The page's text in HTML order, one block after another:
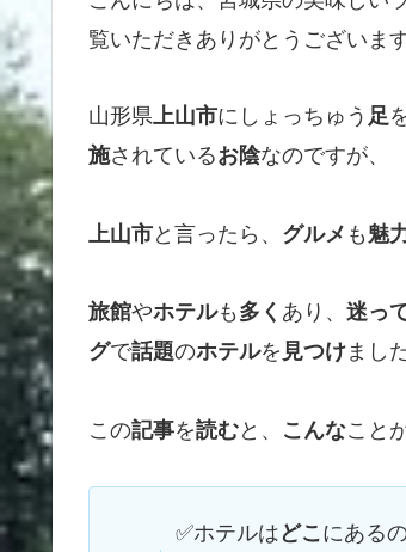
覧いただきありがとうございま
山形県上山市にしょっちゅう足
施されているお陰なのですが、
上山市と言ったら、 グルメも魅
旅館やホテルも多く あり、 迷っ
グで話題のホテルを見つけまし
この記事を読むと、 こんなこと
✅ホテルはどこにある